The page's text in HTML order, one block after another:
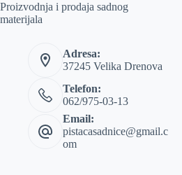
Proizvodnja i prodaja sadnog
materijala
Adresa:
37245 Velika Drenova
Telefon:
062/975-03-13
Email:
pistacasadnice@gmail.c
om